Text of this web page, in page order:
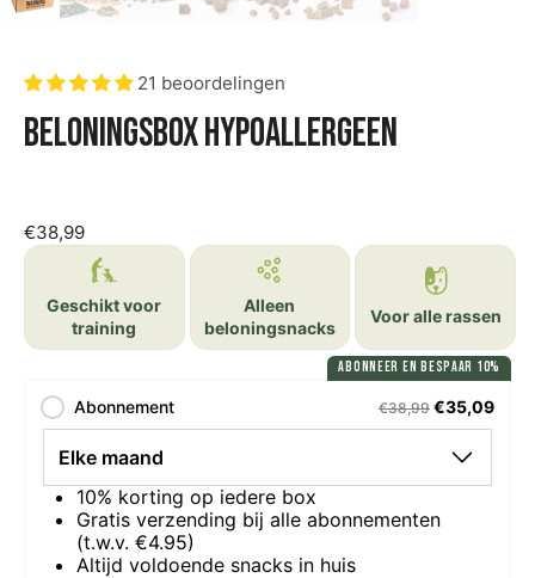
21 beoordelingen
Beloningsbox Hypoallergeen
€38,99
Geschikt voor
training
Alleen
beloningsnacks
Voor alle rassen
ABONNEER EN BESPAAR 10%
Abonnement €38,99 €35,09
10% korting op iedere box
Gratis verzending bij alle abonnementen
(t.w.v. €4.95)
Altijd voldoende snacks in huis